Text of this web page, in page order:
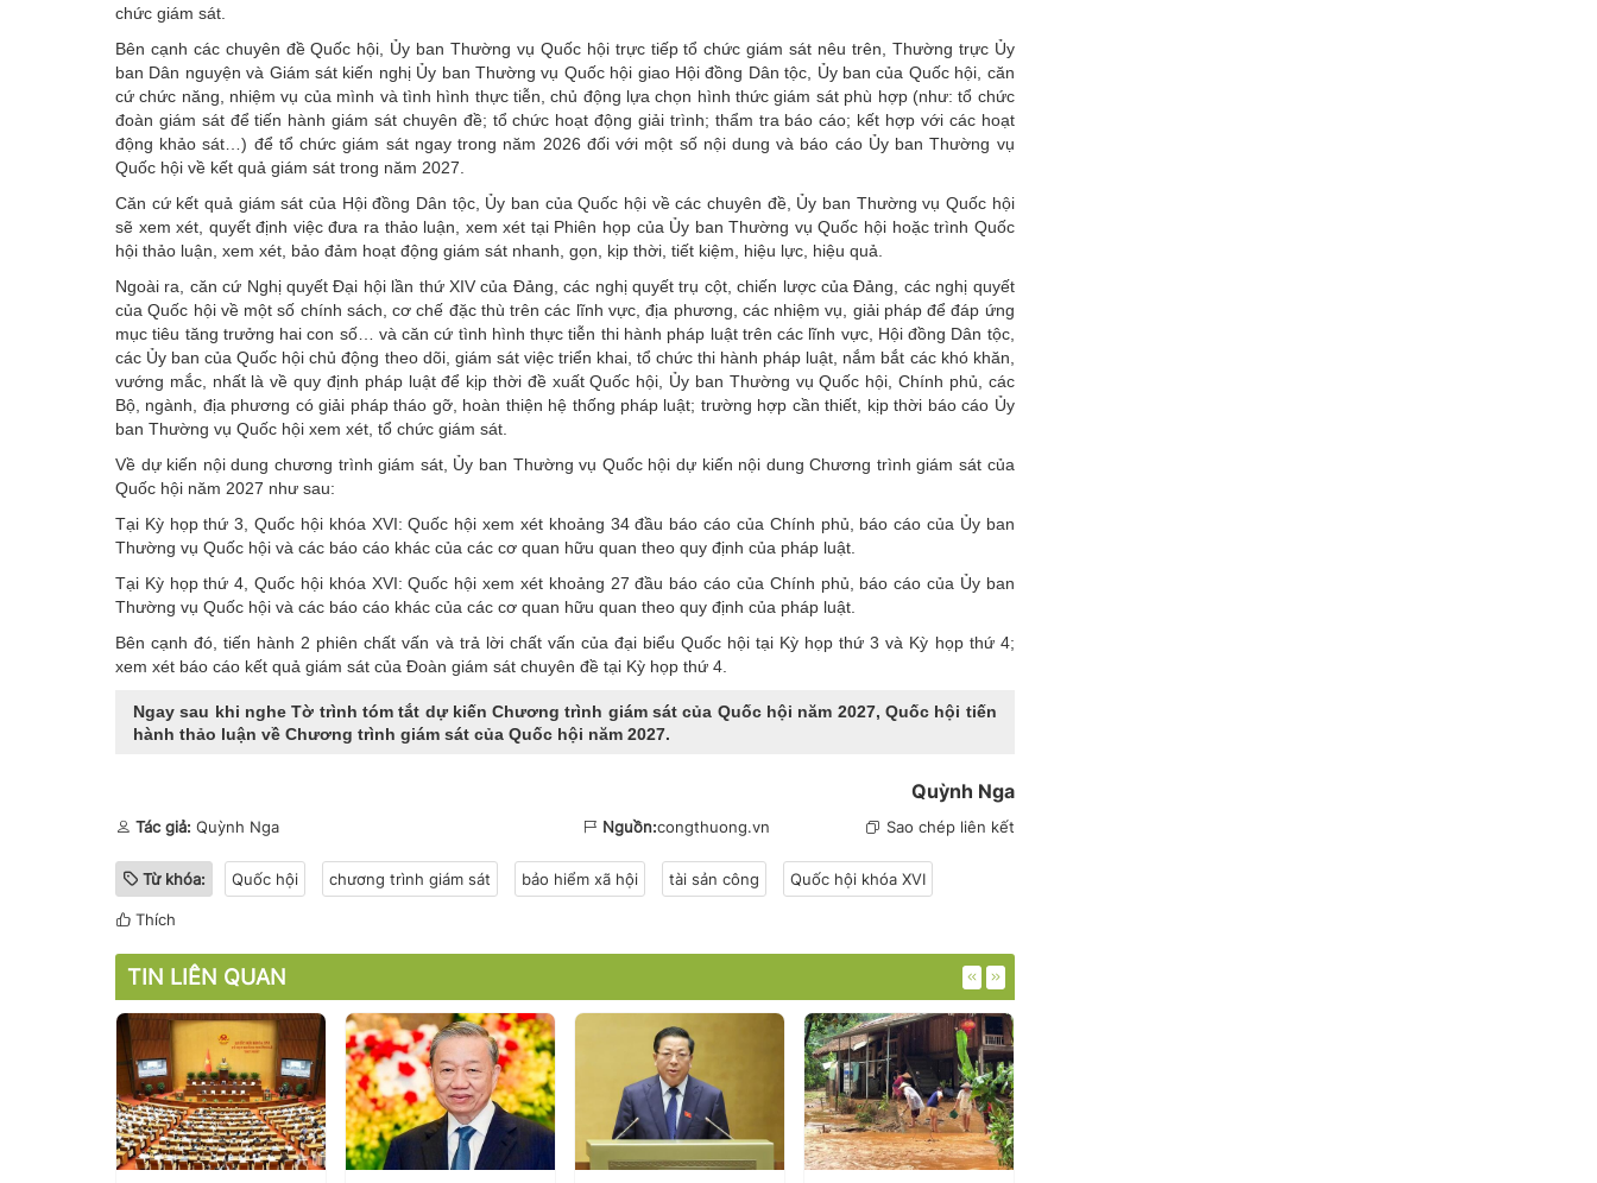
chức giám sát.
Bên cạnh các chuyên đề Quốc hội, Ủy ban Thường vụ Quốc hội trực tiếp tổ chức giám sát nêu trên, Thường trực Ủy
ban Dân nguyện và Giám sát kiến nghị Ủy ban Thường vụ Quốc hội giao Hội đồng Dân tộc, Ủy ban của Quốc hội, căn
cứ chức năng, nhiệm vụ của mình và tình hình thực tiễn, chủ động lựa chọn hình thức giám sát phù hợp (như: tổ chức
đoàn giám sát để tiến hành giám sát chuyên đề; tổ chức hoạt động giải trình; thẩm tra báo cáo; kết hợp với các hoạt
động khảo sát…) để tổ chức giám sát ngay trong năm 2026 đối với một số nội dung và báo cáo Ủy ban Thường vụ
Quốc hội về kết quả giám sát trong năm 2027.
Căn cứ kết quả giám sát của Hội đồng Dân tộc, Ủy ban của Quốc hội về các chuyên đề, Ủy ban Thường vụ Quốc hội
sẽ xem xét, quyết định việc đưa ra thảo luận, xem xét tại Phiên họp của Ủy ban Thường vụ Quốc hội hoặc trình Quốc
hội thảo luận, xem xét, bảo đảm hoạt động giám sát nhanh, gọn, kịp thời, tiết kiệm, hiệu lực, hiệu quả.
Ngoài ra, căn cứ Nghị quyết Đại hội lần thứ XIV của Đảng, các nghị quyết trụ cột, chiến lược của Đảng, các nghị quyết
của Quốc hội về một số chính sách, cơ chế đặc thù trên các lĩnh vực, địa phương, các nhiệm vụ, giải pháp để đáp ứng
mục tiêu tăng trưởng hai con số… và căn cứ tình hình thực tiễn thi hành pháp luật trên các lĩnh vực, Hội đồng Dân tộc,
các Ủy ban của Quốc hội chủ động theo dõi, giám sát việc triển khai, tổ chức thi hành pháp luật, nắm bắt các khó khăn,
vướng mắc, nhất là về quy định pháp luật để kịp thời đề xuất Quốc hội, Ủy ban Thường vụ Quốc hội, Chính phủ, các
Bộ, ngành, địa phương có giải pháp tháo gỡ, hoàn thiện hệ thống pháp luật; trường hợp cần thiết, kịp thời báo cáo Ủy
ban Thường vụ Quốc hội xem xét, tổ chức giám sát.
Về dự kiến nội dung chương trình giám sát, Ủy ban Thường vụ Quốc hội dự kiến nội dung Chương trình giám sát của
Quốc hội năm 2027 như sau:
Tại Kỳ họp thứ 3, Quốc hội khóa XVI: Quốc hội xem xét khoảng 34 đầu báo cáo của Chính phủ, báo cáo của Ủy ban
Thường vụ Quốc hội và các báo cáo khác của các cơ quan hữu quan theo quy định của pháp luật.
Tại Kỳ họp thứ 4, Quốc hội khóa XVI: Quốc hội xem xét khoảng 27 đầu báo cáo của Chính phủ, báo cáo của Ủy ban
Thường vụ Quốc hội và các báo cáo khác của các cơ quan hữu quan theo quy định của pháp luật.
Bên cạnh đó, tiến hành 2 phiên chất vấn và trả lời chất vấn của đại biểu Quốc hội tại Kỳ họp thứ 3 và Kỳ họp thứ 4;
xem xét báo cáo kết quả giám sát của Đoàn giám sát chuyên đề tại Kỳ họp thứ 4.
Ngay sau khi nghe Tờ trình tóm tắt dự kiến Chương trình giám sát của Quốc hội năm 2027, Quốc hội tiến
hành thảo luận về Chương trình giám sát của Quốc hội năm 2027.
Quỳnh Nga
Tác giả: Quỳnh Nga Nguồn:congthuong.vn Sao chép liên kết
Từ khóa: Quốc hội chương trình giám sát bảo hiểm xã hội tài sản công Quốc hội khóa XVI
Thích
TIN LIÊN QUAN